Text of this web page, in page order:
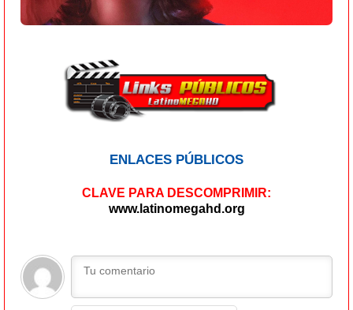
ENLACES PÚBLICOS
CLAVE PARA DESCOMPRIMIR:
www.latinomegahd.org